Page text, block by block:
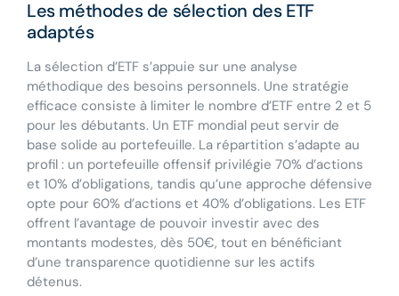
Les méthodes de sélection des ETF
adaptés
La sélection d’ETF s’appuie sur une analyse
méthodique des besoins personnels. Une stratégie
efficace consiste à limiter le nombre d’ETF entre 2 et 5
pour les débutants. Un ETF mondial peut servir de
base solide au portefeuille. La répartition s’adapte au
profil : un portefeuille offensif privilégie 70% d’actions
et 10% d’obligations, tandis qu’une approche défensive
opte pour 60% d’actions et 40% d’obligations. Les ETF
offrent l’avantage de pouvoir investir avec des
montants modestes, dès 50€, tout en bénéficiant
d’une transparence quotidienne sur les actifs
détenus.